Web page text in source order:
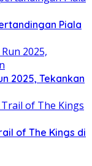
Piala
2025, Tekankan
of The Kings di